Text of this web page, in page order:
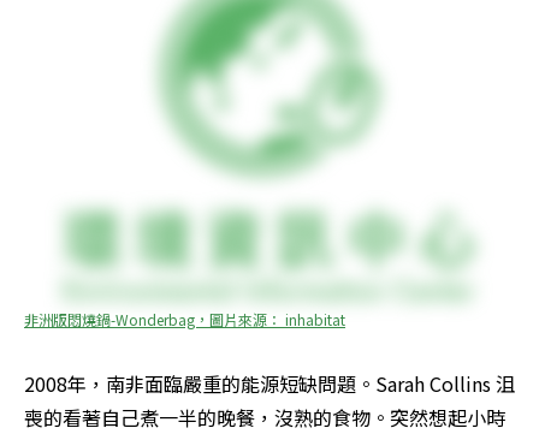
非洲版悶燒鍋-Wonderbag，圖片來源： inhabitat
2008年，南非面臨嚴重的能源短缺問題。Sarah Collins 沮
喪的看著自己煮一半的晚餐，沒熟的食物。突然想起小時